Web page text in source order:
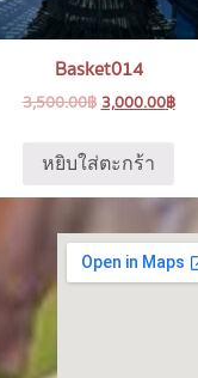
Basket014
3,500.00฿ 3,000.00฿
หยิบใส่ตะกร้า